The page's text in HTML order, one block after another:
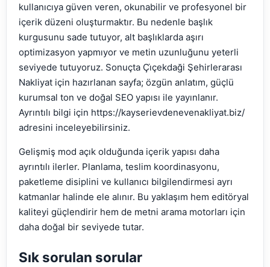
kullanıcıya güven veren, okunabilir ve profesyonel bir
içerik düzeni oluşturmaktır. Bu nedenle başlık
kurgusunu sade tutuyor, alt başlıklarda aşırı
optimizasyon yapmıyor ve metin uzunluğunu yeterli
seviyede tutuyoruz. Sonuçta Çi̇çekdaği Şehirlerarası
Nakliyat için hazırlanan sayfa; özgün anlatım, güçlü
kurumsal ton ve doğal SEO yapısı ile yayınlanır.
Ayrıntılı bilgi için https://kayserievdenevenakliyat.biz/
adresini inceleyebilirsiniz.
Gelişmiş mod açık olduğunda içerik yapısı daha
ayrıntılı ilerler. Planlama, teslim koordinasyonu,
paketleme disiplini ve kullanıcı bilgilendirmesi ayrı
katmanlar halinde ele alınır. Bu yaklaşım hem editöryal
kaliteyi güçlendirir hem de metni arama motorları için
daha doğal bir seviyede tutar.
Sık sorulan sorular